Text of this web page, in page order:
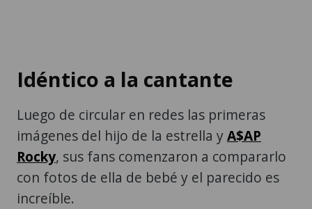
Idéntico a la cantante
Luego de circular en redes las primeras
imágenes del hijo de la estrella yA$AP
Rocky, sus fans comenzaron a compararlo
con fotos de ella de bebé y el parecido es
increíble.